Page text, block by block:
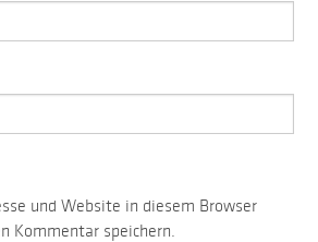
und Website in diesem Browser
Kommentar speichern.